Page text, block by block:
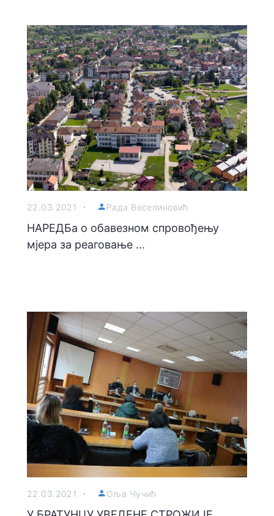
22.03.2021 Рада Веселиновић
НАРЕДБа о обавезном спровођењу
мјера за реаговање ...
22.03.2021 Оља Чучић